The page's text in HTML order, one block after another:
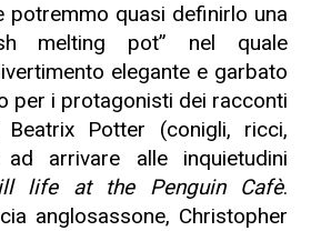
potremmo quasi definirlo una
melting pot” nel quale
elegante e garbato
per i protagonisti dei racconti
Beatrix Potter (conigli, ricci,
arrivare alle inquietudini
life at the Penguin Cafè.
anglosassone, Christopher